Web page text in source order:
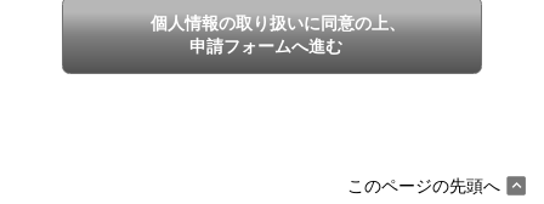
個人情報の取り扱いに同意の上、
申請フォームへ進む
このページの先頭へ